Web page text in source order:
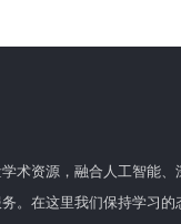
学术资源，融合人工智能
务。在这里我们保持学习